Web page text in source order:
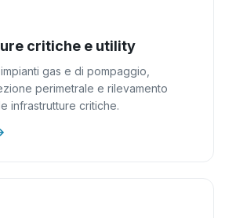
critiche e utility
gas e di pompaggio,
perimetrale e rilevamento
infrastrutture critiche.